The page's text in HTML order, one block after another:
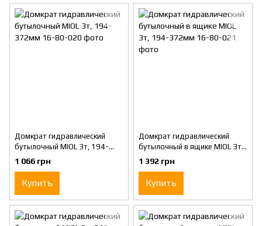
Домкрат гидравлический
бутылочный MIOL 3т, 194-
372мм
1 066 грн
Купить
Домкрат гидравлический
бутылочный в ящике MIOL 3т,
194-372мм
1 392 грн
Купить